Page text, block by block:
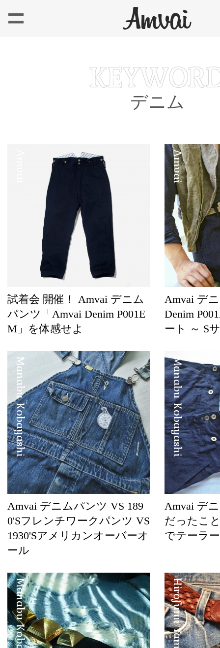
デニム
試着会 開催！ Amvai デニム
パンツ「Amvai Denim P001E
M」を体感せよ
Amvai
Amvai デ
Denim
ート ～ S
Manabu Kobayashi
Amvai デニムパンツ VS 189
0'Sフレンチワークパンツ VS
1930'Sアメリカンオーバーオ
ール
Manabu Kobayashi
Amvai デ
だったこ
でテーラ
Manabu Kobayashi